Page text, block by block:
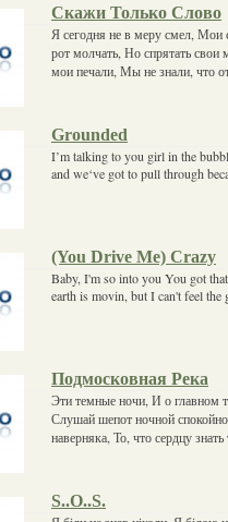
Скажи Только Слово
Я сегодня не в меру смел, Мои
рот молчать, Но спрятать
мои печали, Мы не знали, что
Grounded
I’m talking to you girl in the
and we‘ve got to pull through
(You Drive Me) Crazy
Baby, I'm so into you You got
earth is movin, but I can't feel
Подмосковная Река
Эти темные ночи, И о главном
Слушай шепот ночной
наверняка, То, что сердцу
S..O..S.